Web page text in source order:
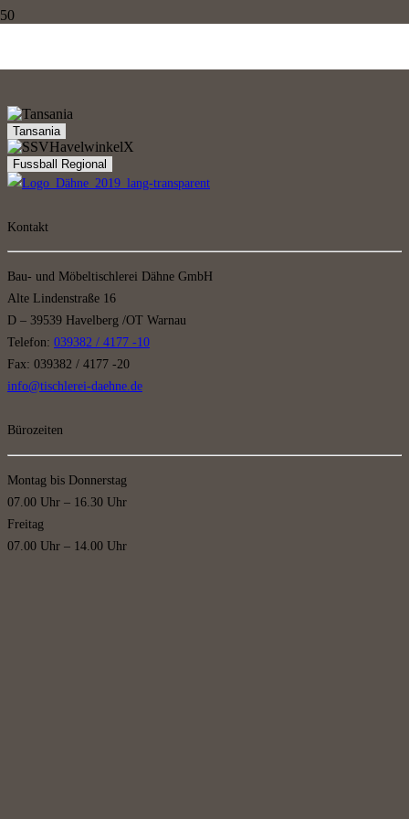
Tansania
Fussball Regional
Kontakt
Bau- und Möbeltischlerei Dähne GmbH
Alte Lindenstraße 16
D – 39539 Havelberg /OT Warnau
Telefon: 039382 / 4177 -10
Fax: 039382 / 4177 -20
info@tischlerei-daehne.de
Bürozeiten
Montag bis Donnerstag
07.00 Uhr – 16.30 Uhr
Freitag
07.00 Uhr – 14.00 Uhr